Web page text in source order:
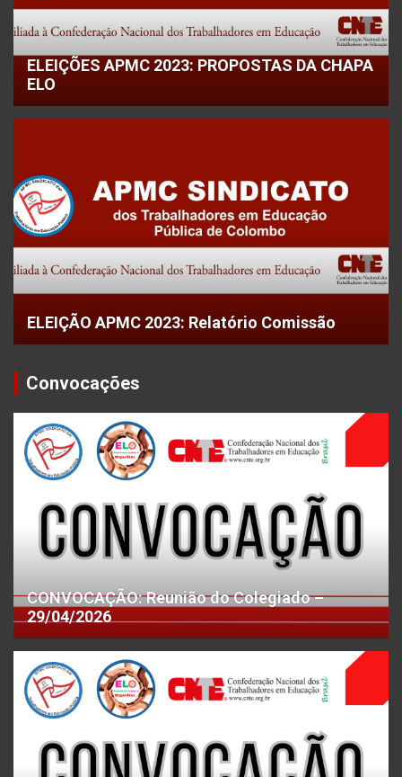
ELEIÇÕES APMC 2023: PROPOSTAS DA CHAPA
ELO
ELEIÇÃO APMC 2023: Relatório Comissão
Convocações
CONVOCAÇÃO: Reunião do Colegiado –
29/04/2026